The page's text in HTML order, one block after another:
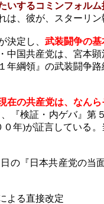
いするコミンフォルム
、彼が、スターリ
決定し、 武装闘争の
中国共産党は、宮本
綱領』の武装闘争路
在の共産党は、なんら
『検証・内ゲバ』第
０年)が証言している
の『日本共産党の当
よる直接改定